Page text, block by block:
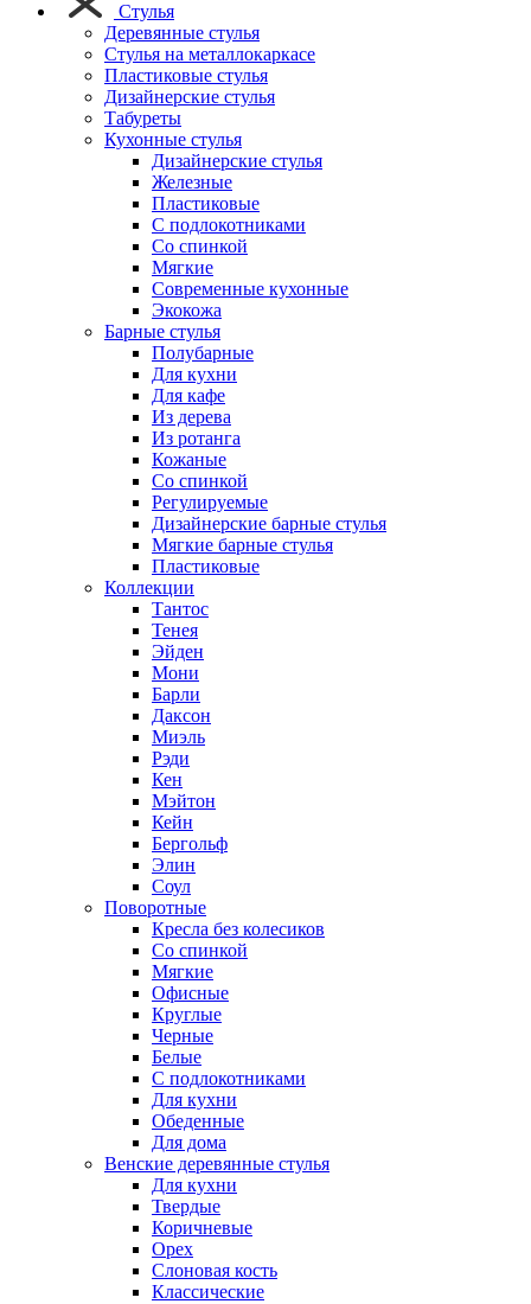
Стулья
Деревянные стулья
Стулья на металлокаркасе
Пластиковые стулья
Дизайнерские стулья
Табуреты
Кухонные стулья
Дизайнерские стулья
Железные
Пластиковые
С подлокотниками
Со спинкой
Мягкие
Современные кухонные
Экокожа
Барные стулья
Полубарные
Для кухни
Для кафе
Из дерева
Из ротанга
Кожаные
Со спинкой
Регулируемые
Дизайнерские барные стулья
Мягкие барные стулья
Пластиковые
Коллекции
Тантос
Тенея
Эйден
Мони
Барли
Даксон
Миэль
Рэди
Кен
Мэйтон
Кейн
Бергольф
Элин
Соул
Поворотные
Кресла без колесиков
Со спинкой
Мягкие
Офисные
Круглые
Черные
Белые
С подлокотниками
Для кухни
Обеденные
Для дома
Венские деревянные стулья
Для кухни
Твердые
Коричневые
Орех
Слоновая кость
Классические